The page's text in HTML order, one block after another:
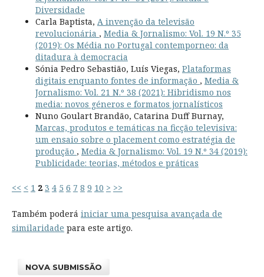
Diversidade
Carla Baptista, A invenção da televisão
revolucionária , Media & Jornalismo: Vol. 19 N.º 35
(2019): Os Média no Portugal contemporneo: da
ditadura à democracia
Sónia Pedro Sebastião, Luís Viegas, Plataformas
digitais enquanto fontes de informação , Media &
Jornalismo: Vol. 21 N.º 38 (2021): Hibridismo nos
media: novos géneros e formatos jornalísticos
Nuno Goulart Brandão, Catarina Duff Burnay,
Marcas, produtos e temáticas na ficção televisiva:
um ensaio sobre o placement como estratégia de
produção , Media & Jornalismo: Vol. 19 N.º 34 (2019):
Publicidade: teorias, métodos e práticas
<< < 1 2 3 4 5 6 7 8 9 10 > >>
Também poderá iniciar uma pesquisa avançada de
similaridade para este artigo.
NOVA SUBMISSÃO